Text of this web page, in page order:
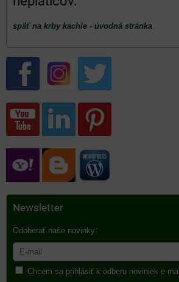
späť na krby kachle - úvodná stránka
Newsletter
Odoberať naše novinky:
Chcem sa prihlásiť k odberu noviniek e-